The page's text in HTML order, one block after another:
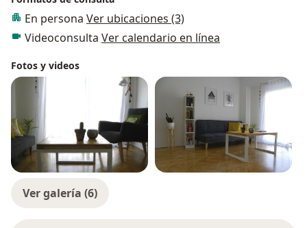
En persona Ver ubicaciones (3)
Videoconsulta Ver calendario en línea
Fotos y videos
Ver galería (6)